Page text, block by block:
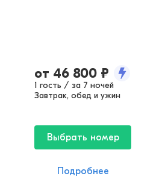
от 46 800 ₽
1 гость / за 7 ночей
Завтрак, обед и ужин
Выбрать номер
Подробнее